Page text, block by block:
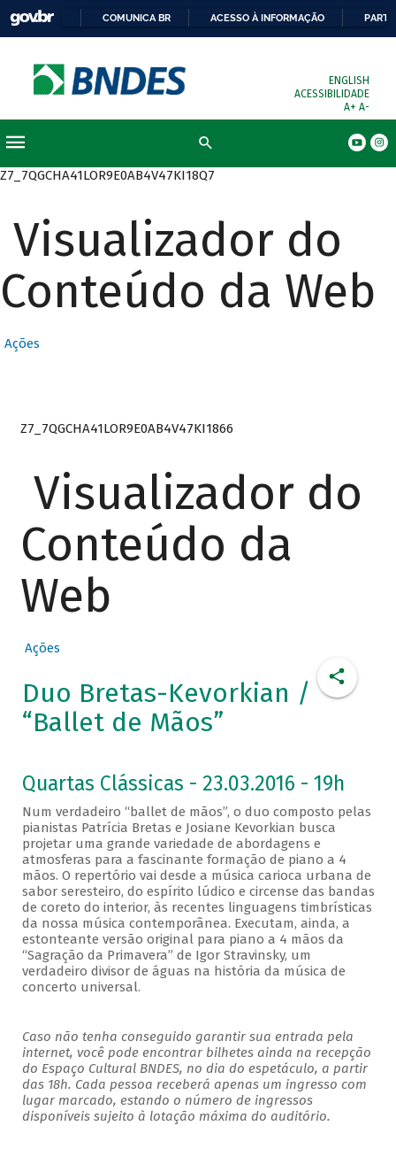
COMUNICA BR ACESSO À INFORMAÇÃO
ENGLISH
ACESSIBILIDADE
A+ A-
Z7_7QGCHA41LOR9E0AB4V47KI18Q7
Visualizador do
Conteúdo da Web
Ações
Z7_7QGCHA41LOR9E0AB4V47KI1866
Visualizador do
Conteúdo da
Web
Ações
Duo Bretas-Kevorkian /
“Ballet de Mãos”
Quartas Clássicas - 23.03.2016 - 19h
Num verdadeiro “ballet de mãos”, o duo composto pelas
pianistas Patrícia Bretas e Josiane Kevorkian busca
projetar uma grande variedade de abordagens e
atmosferas para a fascinante formação de piano a 4
mãos. O repertório vai desde a música carioca urbana de
sabor seresteiro, do espírito lúdico e circense das bandas
de coreto do interior, às recentes linguagens timbrísticas
da nossa música contemporânea. Executam, ainda, a
estonteante versão original para piano a 4 mãos da
“Sagração da Primavera” de Igor Stravinsky, um
verdadeiro divisor de águas na história da música de
concerto universal.
Caso não tenha conseguido garantir sua entrada pela
internet, você pode encontrar bilhetes ainda na recepção
do Espaço Cultural BNDES, no dia do espetáculo, a partir
das 18h. Cada pessoa receberá apenas um ingresso com
lugar marcado, estando o número de ingressos
disponíveis sujeito à lotação máxima do auditório.